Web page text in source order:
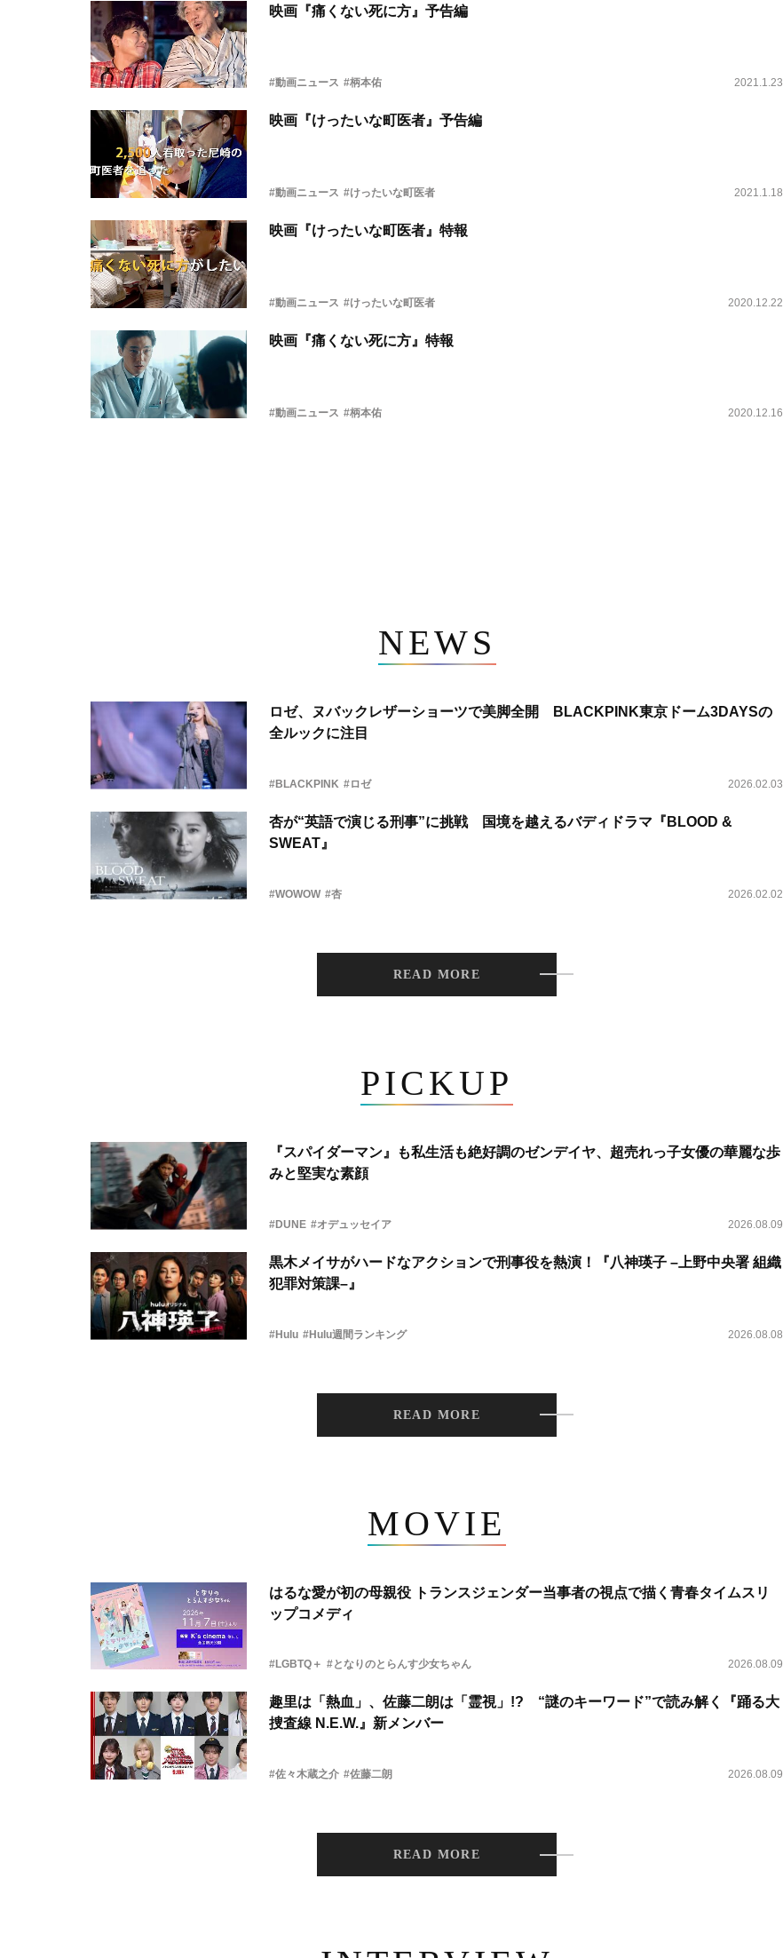
映画『痛くない死に方』予告編
#動画ニュース #柄本佑 2021.1.23
映画『けったいな町医者』予告編
#動画ニュース #けったいな町医者 2021.1.18
映画『けったいな町医者』特報
#動画ニュース #けったいな町医者 2020.12.22
映画『痛くない死に方』特報
#動画ニュース #柄本佑 2020.12.16
NEWS
ロゼ、ヌバックレザーショーツで美脚全開 BLACKPINK東京ドーム3DAYSの
全ルックに注目
#BLACKPINK #ロゼ 2026.02.03
杏が“英語で演じる刑事”に挑戦 国境を越えるバディドラマ『BLOOD &
SWEAT』
#WOWOW #杏 2026.02.02
READ MORE
PICKUP
『スパイダーマン』も私生活も絶好調のゼンデイヤ、超売れっ子女優の華麗な歩
みと堅実な素顔
#DUNE #オデュッセイア 2026.08.09
黒木メイサがハードなアクションで刑事役を熱演！『八神瑛子 –上野中央署 組織
犯罪対策課–』
#Hulu #Hulu週間ランキング 2026.08.08
READ MORE
MOVIE
はるな愛が初の母親役 トランスジェンダー当事者の視点で描く青春タイムスリ
ップコメディ
#LGBTQ＋ #となりのとらんす少女ちゃん 2026.08.09
趣里は「熱血」、佐藤二朗は「霊視」!? “謎のキーワード”で読み解く『踊る大
捜査線 N.E.W.』新メンバー
#佐々木蔵之介 #佐藤二朗 2026.08.09
READ MORE